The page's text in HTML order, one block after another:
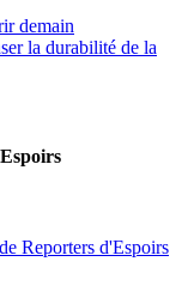
demain
la durabilité de la